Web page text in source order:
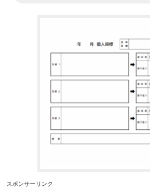
スポンサーリンク